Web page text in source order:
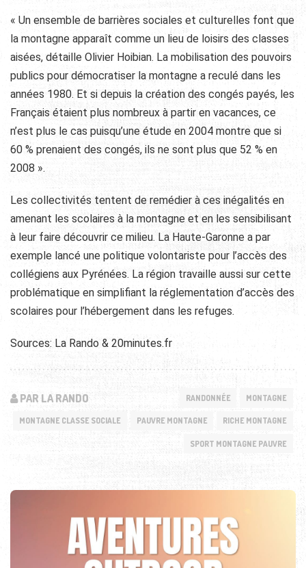
« Un ensemble de barrières sociales et culturelles font que
la montagne apparaît comme un lieu de loisirs des classes
aisées, détaille Olivier Hoibian. La mobilisation des pouvoirs
publics pour démocratiser la montagne a reculé dans les
années 1980. Et si depuis la création des congés payés, les
Français étaient plus nombreux à partir en vacances, ce
n’est plus le cas puisqu’une étude en 2004 montre que si
60 % prenaient des congés, ils ne sont plus que 52 % en
2008 ».
Les collectivités tentent de remédier à ces inégalités en
amenant les scolaires à la montagne et en les sensibilisant
à leur faire découvrir ce milieu. La Haute-Garonne a par
exemple lancé une politique volontariste pour l’accès des
collégiens aux Pyrénées. La région travaille aussi sur cette
problématique en simplifiant la réglementation d’accès des
scolaires pour l’hébergement dans les refuges.
Sources: La Rando & 20minutes.fr
PAR LA RANDO RANDONNÉE MONTAGNE
MONTAGNE CLASSE SOCIALE PAUVRE MONTAGNE RICHE MONTAGNE
SPORT MONTAGNE PAUVRE